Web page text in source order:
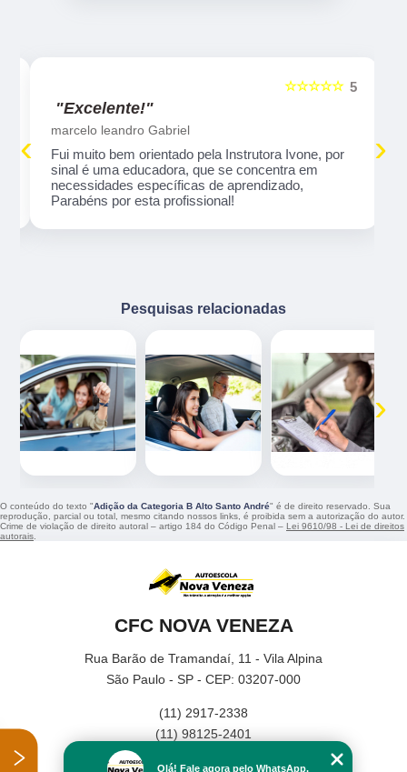
5
☆☆☆☆☆
"Excelente!"
marcelo leandro Gabriel
Fui muito bem orientado pela Instrutora Ivone, por
sinal é uma educadora, que se concentra em
necessidades específicas de aprendizado,
Parabéns por esta profissional!
‹ ›
Pesquisas relacionadas
‹ ›
O conteúdo do texto "Adição da Categoria B Alto Santo André" é de direito reservado. Sua
reprodução, parcial ou total, mesmo citando nossos links, é proibida sem a autorização do autor.
Crime de violação de direito autoral – artigo 184 do Código Penal – Lei 9610/98 - Lei de direitos
autorais
CFC NOVA VENEZA
Rua Barão de Tramandaí, 11 - Vila Alpina
São Paulo - SP - CEP: 03207-000
(11) 2917-2338
(11) 98125-2401
Home
Olá! Fale agora pelo WhatsApp.